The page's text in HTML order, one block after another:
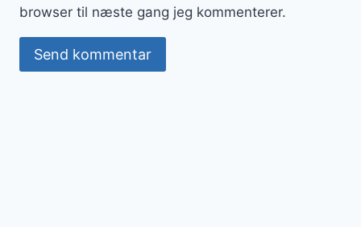
browser til næste gang jeg kommenterer.